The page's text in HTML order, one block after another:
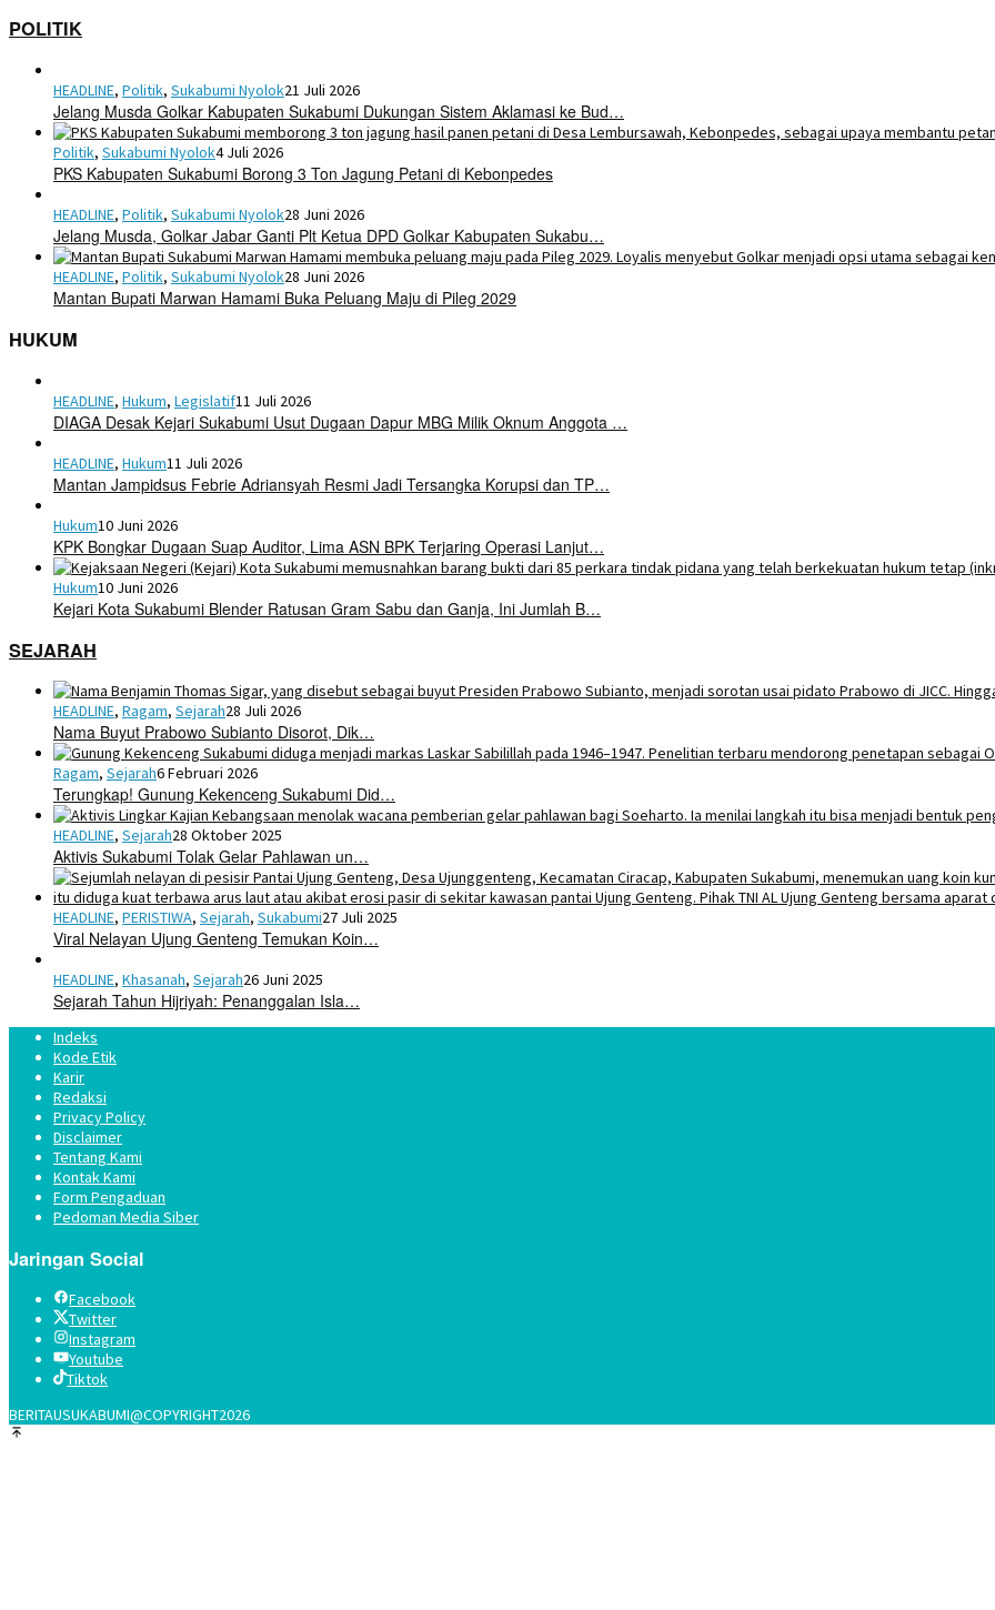
POLITIK
HEADLINE, Politik, Sukabumi Nyolok21 Juli 2026
Jelang Musda Golkar Kabupaten Sukabumi Dukungan Sistem Aklamasi ke Bud…
Politik, Sukabumi Nyolok4 Juli 2026
PKS Kabupaten Sukabumi Borong 3 Ton Jagung Petani di Kebonpedes
HEADLINE, Politik, Sukabumi Nyolok28 Juni 2026
Jelang Musda, Golkar Jabar Ganti Plt Ketua DPD Golkar Kabupaten Sukabu…
HEADLINE, Politik, Sukabumi Nyolok28 Juni 2026
Mantan Bupati Marwan Hamami Buka Peluang Maju di Pileg 2029
HUKUM
HEADLINE, Hukum, Legislatif11 Juli 2026
DIAGA Desak Kejari Sukabumi Usut Dugaan Dapur MBG Milik Oknum Anggota …
HEADLINE, Hukum11 Juli 2026
Mantan Jampidsus Febrie Adriansyah Resmi Jadi Tersangka Korupsi dan TP…
Hukum10 Juni 2026
KPK Bongkar Dugaan Suap Auditor, Lima ASN BPK Terjaring Operasi Lanjut…
Hukum10 Juni 2026
Kejari Kota Sukabumi Blender Ratusan Gram Sabu dan Ganja, Ini Jumlah B…
SEJARAH
HEADLINE, Ragam, Sejarah28 Juli 2026
Nama Buyut Prabowo Subianto Disorot, Dik…
Ragam, Sejarah6 Februari 2026
Terungkap! Gunung Kekenceng Sukabumi Did…
HEADLINE, Sejarah28 Oktober 2025
Aktivis Sukabumi Tolak Gelar Pahlawan un…
HEADLINE, PERISTIWA, Sejarah, Sukabumi27 Juli 2025
Viral Nelayan Ujung Genteng Temukan Koin…
HEADLINE, Khasanah, Sejarah26 Juni 2025
Sejarah Tahun Hijriyah: Penanggalan Isla…
Indeks
Kode Etik
Karir
Redaksi
Privacy Policy
Disclaimer
Tentang Kami
Kontak Kami
Form Pengaduan
Pedoman Media Siber
Jaringan Social
Facebook
Twitter
Instagram
Youtube
Tiktok
BERITAUSUKABUMI@COPYRIGHT2026